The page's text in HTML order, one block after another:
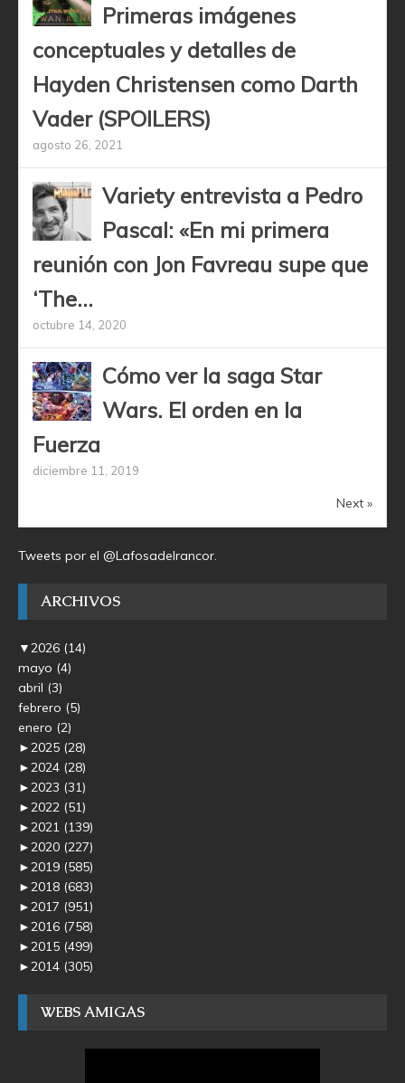
Primeras imágenes
conceptuales y detalles de
Hayden Christensen como Darth
Vader (SPOILERS)
agosto 26, 2021
Variety entrevista a Pedro
Pascal: «En mi primera
reunión con Jon Favreau supe que
‘The...
octubre 14, 2020
Cómo ver la saga Star
Wars. El orden en la
Fuerza
diciembre 11, 2019
Next »
Tweets por el @Lafosadelrancor.
ARCHIVOS
▼2026 (14)
mayo (4)
abril (3)
febrero (5)
enero (2)
►2025 (28)
►2024 (28)
►2023 (31)
►2022 (51)
►2021 (139)
►2020 (227)
►2019 (585)
►2018 (683)
►2017 (951)
►2016 (758)
►2015 (499)
►2014 (305)
WEBS AMIGAS